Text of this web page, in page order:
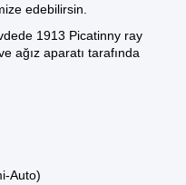
edebilirsin.
1913 Picatinny ray
ağız aparatı tarafında
Auto)